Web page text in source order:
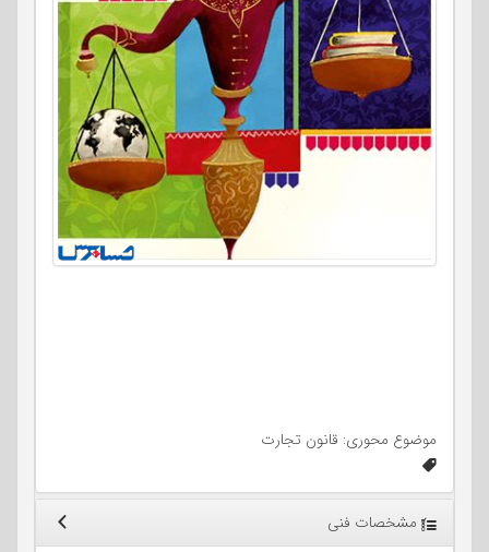
موضوع محوری: قانون تجارت
مشخصات فنی